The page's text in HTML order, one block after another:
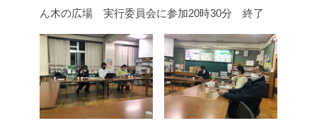
ん木の広場 実行委員会に参加20時30分 終了